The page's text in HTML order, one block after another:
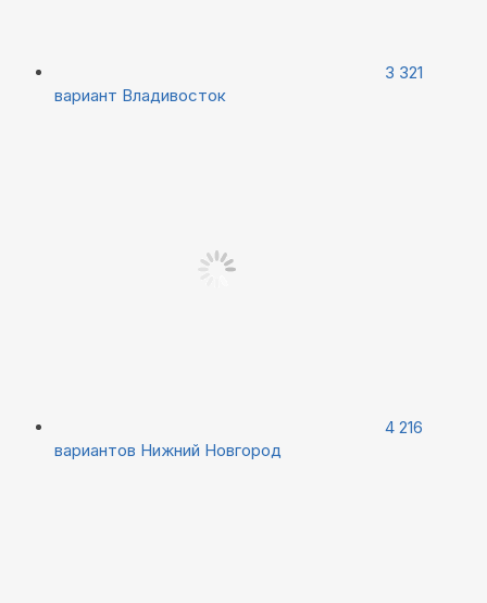
3 321
вариант Владивосток
4 216
вариантов Нижний Новгород